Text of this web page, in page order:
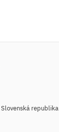
republika